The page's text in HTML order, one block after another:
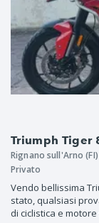
Triumph Tiger
Rignano sull'Arno (FI)
Privato
Vendo bellissima
stato, qualsiasi
di ciclistica e